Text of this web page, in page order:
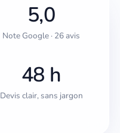
5,0
Note Google · 26 avis
48 h
Devis clair, sans jargon